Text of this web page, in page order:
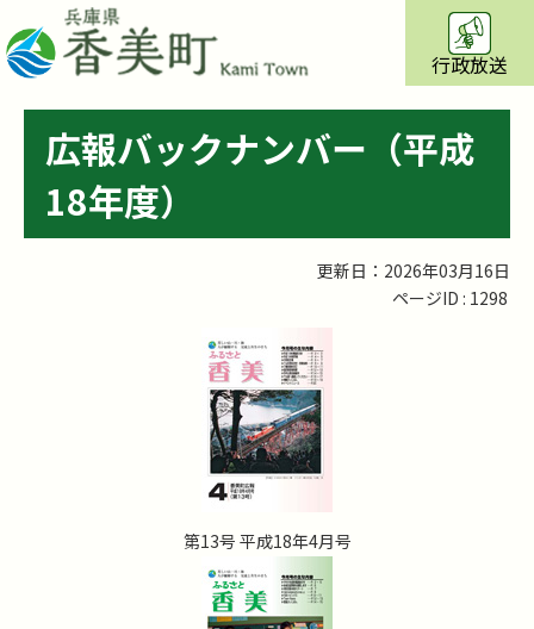
行政放送
広報バックナンバー（平成
18年度）
更新日：2026年03月16日
ページID : 1298
第13号 平成18年4月号